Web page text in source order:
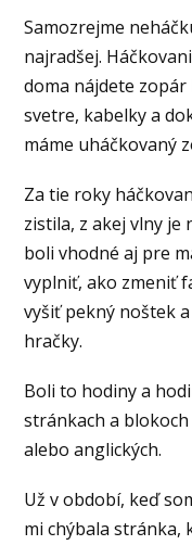
Samozrejme
najradšej.
doma nájdete zopár
svetre, kabelky a
máme uháčkovaný
Za tie roky
zistila, z akej vlny je
boli vhodné aj pre
vyplniť, ako zmeniť
vyšiť pekný noštek
hračky.
Boli to hodiny a
stránkach a
alebo anglických.
Už v období, keď
mi chýbala stránka,